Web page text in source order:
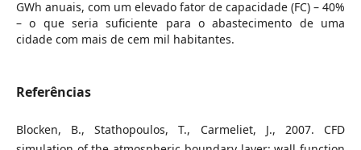
GWh anuais, com um elevado fator de capacidade (FC) – 40%
– o que seria suficiente para o abastecimento de uma
cidade com mais de cem mil habitantes.
Referências
Blocken, B., Stathopoulos, T., Carmeliet, J., 2007. CFD